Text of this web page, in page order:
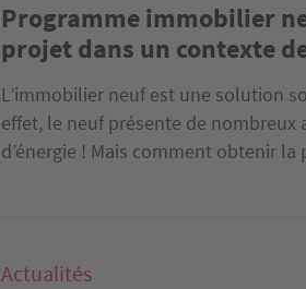
Programme immobilier
projet dans un contexte
L’immobilier neuf est une solution
effet, le neuf présente de nombreux
d’énergie ! Mais comment obtenir la
Actualités